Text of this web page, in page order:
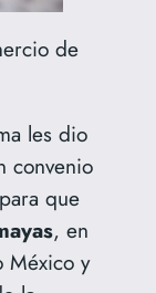
de
les dio
convenio
que
, en
México y